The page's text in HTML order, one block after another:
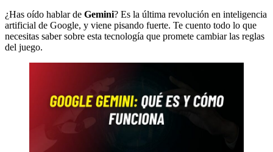
¿Has oído hablar de Gemini? Es la última revolución en inteligencia
artificial de Google, y viene pisando fuerte. Te cuento todo lo que
necesitas saber sobre esta tecnología que promete cambiar las reglas
del juego.